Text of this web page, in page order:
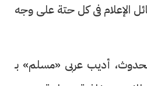
الإعلام فى كل حتة على وجه
أديب عربى «مسلم» بـ